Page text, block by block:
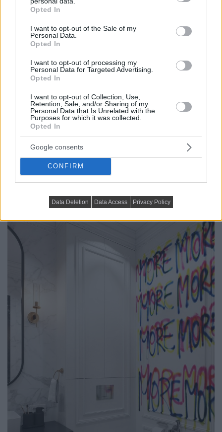
grant or deny consent to Google and its third-party tags to
use your data for below specified purposes in below Google
consent section.
Opted In
I want to opt-out of the Sale of my
Personal Data.
Opted In
I want to opt-out of processing my
Personal Data for Targeted Advertising.
Opted In
I want to opt-out of Collection, Use,
Retention, Sale, and/or Sharing of my
Personal Data that Is Unrelated with the
Purposes for which it was collected.
Opted In
Google consents
CONFIRM
Data Deletion Data Access Privacy Policy